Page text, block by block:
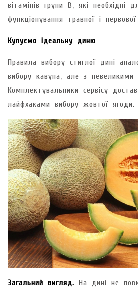
вітамінів групи В, які необхідні
функціонування травної і
Купуємо ідеальну диню
Правила вибору стиглої дині
вибору кавуна, але з невеликими
Комплектувальники сервісу
лайфхаками вибору жовтої ягоди.
Загальний вигляд. На дині не